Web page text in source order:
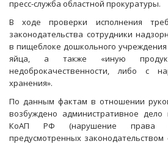
пресс-служба областной прокуратуры.
В ходе проверки исполнения
законодательства сотрудники
в пищеблоке дошкольного
яйца, а также «иную
недоброкачественности, либо с
хранения».
По данным фактам в отношении
возбуждено административное
КоАП РФ (нарушение права
предусмотренных